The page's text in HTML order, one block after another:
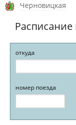
Черновицкая
откуда
номер поезда